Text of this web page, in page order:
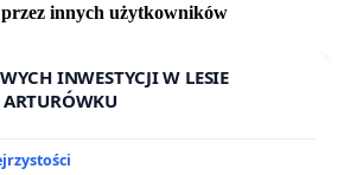
innych użytkowników
INWESTYCJI W LESIE